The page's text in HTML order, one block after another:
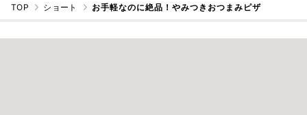
TOP ショート お手軽なのに絶品！やみつきおつまみピザ